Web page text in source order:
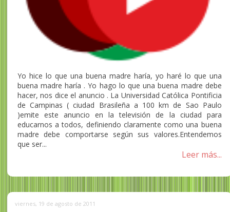
Yo hice lo que una buena madre haría, yo haré lo que una
buena madre haría . Yo hago lo que una buena madre debe
hacer, nos dice el anuncio . La Universidad Católica Pontificia
de Campinas ( ciudad Brasileña a 100 km de Sao Paulo
)emite este anuncio en la televisión de la ciudad para
educarnos a todos, definiendo claramente como una buena
madre debe comportarse según sus valores.Entendemos
que ser...
Leer más...
viernes, 19 de agosto de 2011